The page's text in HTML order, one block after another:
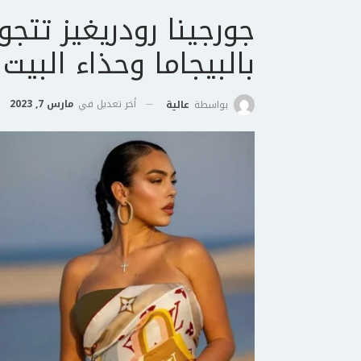
جورجينا رودريغيز
بالبيجاما وحذاء البيت
بواسطة عالية أخر تعديل في مارس 7, 2023